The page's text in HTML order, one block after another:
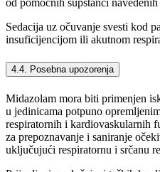
Sedacija uz očuvanje svesti kod
insuficijencijom ili akutnom
4.4. Posebna upozorenja
Midazolam mora biti primenjen
u jedinicama potpuno
respiratornih i kardiovaskularnih
za prepoznavanje i saniranje
uključujući respiratornu i srčanu